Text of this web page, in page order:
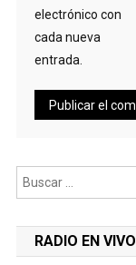
electrónico con
cada nueva
entrada.
RADIO EN VIVO